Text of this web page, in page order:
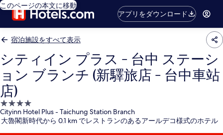
このページの本文に移動
アプリをダウンロード
宿泊施設をすべて表示
シティイン プラス - 台中 ステーシ
ョン ブランチ (新驛旅店 - 台中車站
店)
4.0
つ
星
Cityinn Hotel Plus - Taichung Station Branch
大魯閣新時代から 0.1 km でレストランのあるアールデコ様式のホテル